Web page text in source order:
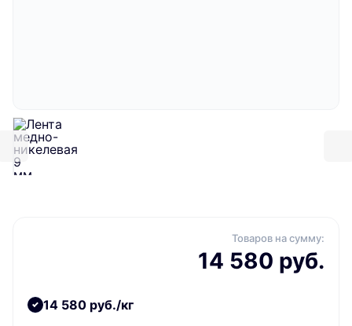
Товаров на сумму:
14 580 руб.
14 580 руб./кг